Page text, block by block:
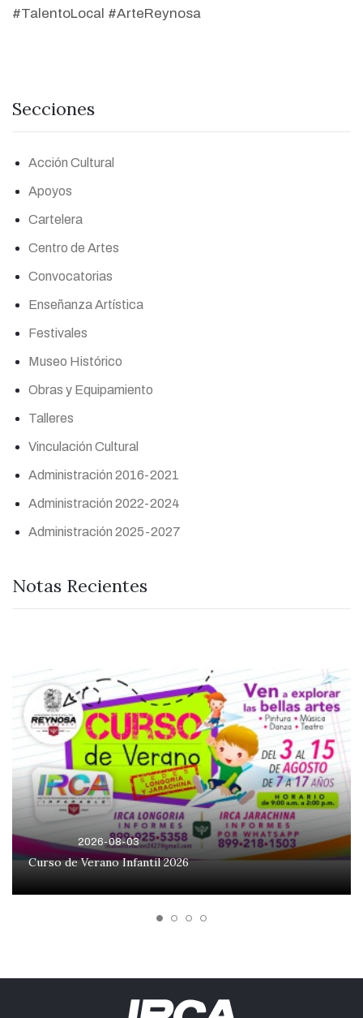
#TalentoLocal #ArteReynosa
Secciones
Acción Cultural
Apoyos
Cartelera
Centro de Artes
Convocatorias
Enseñanza Artística
Festivales
Museo Histórico
Obras y Equipamiento
Talleres
Vinculación Cultural
Administración 2016-2021
Administración 2022-2024
Administración 2025-2027
Notas Recientes
2026-08-03
Curso de Verano Infantil 2026